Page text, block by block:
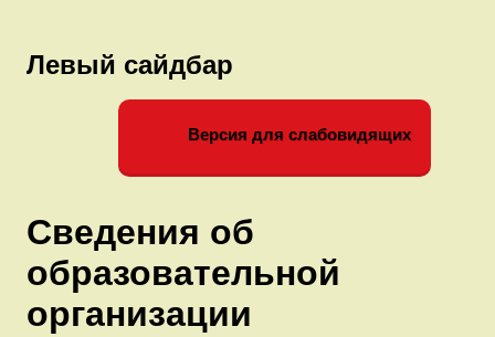
Левый сайдбар
Версия для слабовидящих
Сведения об
образовательной
организации